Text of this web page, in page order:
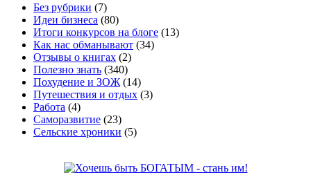
Без рубрики (7)
Идеи бизнеса (80)
Итоги конкурсов на блоге (13)
Как нас обманывают (34)
Отзывы о книгах (2)
Полезно знать (340)
Похудение и ЗОЖ (14)
Путешествия и отдых (3)
Работа (4)
Саморазвитие (23)
Сельские хроники (5)